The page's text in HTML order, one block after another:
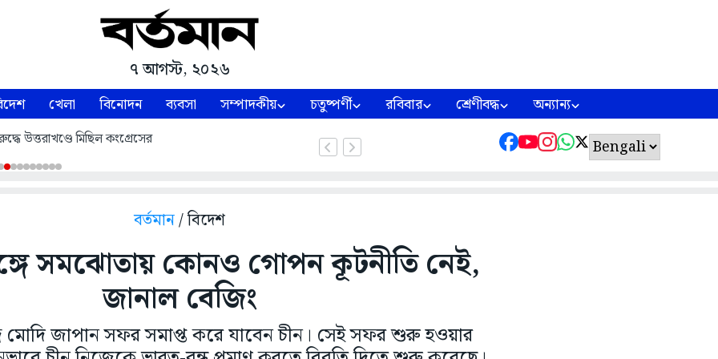
৭ আগস্ট, ২০২৬
খেলা বিনোদন ব্যবসা সম্পাদকীয় চতুষ্পর্ণী রবিবার শ্রেণীবদ্ধ অন্যান্য
উত্তরাখণ্ডে মিছিল কংগ্রেসের
বর্তমান/ বিদেশ
সমঝোতায় কোনও গোপন কূটনীতি নেই,
জানাল বেজিং
মোদি জাপান সফর সমাপ্ত করে যাবেন চীন। সেই সফর শুরু হওয়ার